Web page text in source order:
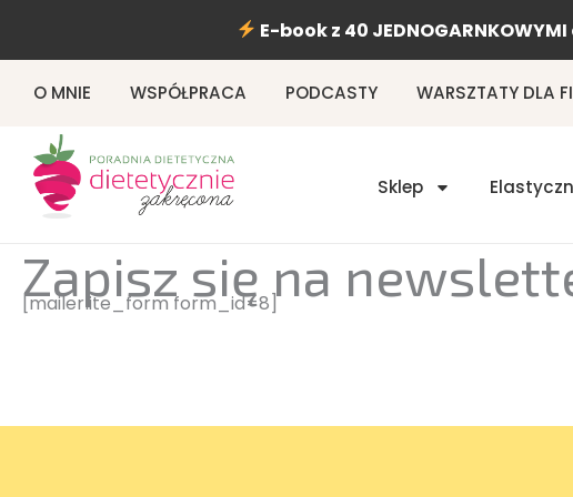
treści
E-book z 40
O MNIE WSPÓŁPRACA PODCASTY WARSZTATY DLA
Sklep
Zapisz się na
[mailerlite_form form_id=8]